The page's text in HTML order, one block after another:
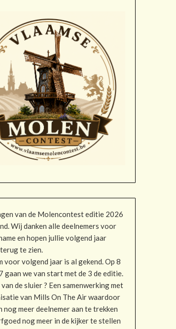
van de Molencontest editie 2026
Wij danken alle deelnemers voor
en hopen jullie volgend jaar
te zien.
voor volgend jaar is al gekend. Op 8
gaan we van start met de 3 de editie.
de sluier ? Een samenwerking met
van Mills On The Air waardoor
nog meer deelnemer aan te trekken
nog meer in de kijker te stellen